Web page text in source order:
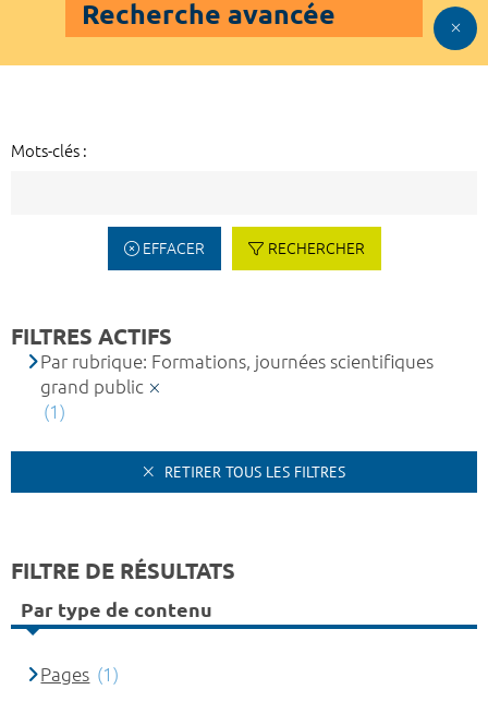
Recherche avancée
Mots-clés :
EFFACER RECHERCHER
FILTRES ACTIFS
Par rubrique: Formations, journées scientifiques
grand public
(1)
RETIRER TOUS LES FILTRES
FILTRE DE RÉSULTATS
Par type de contenu
Pages (1)